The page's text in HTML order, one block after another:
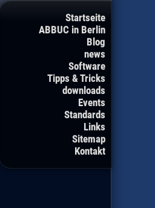
Startseite
ABBUC in Berlin
Blog
news
Software
Tipps & Tricks
downloads
Events
Standards
Links
Sitemap
Kontakt